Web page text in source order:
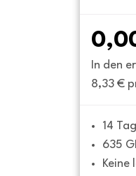
In den
8,33 €
14
635